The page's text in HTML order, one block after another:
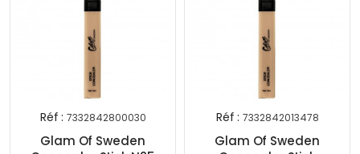
Réf : 7332842800030
Glam Of Sweden
Réf : 7332842013478
Glam Of Sweden